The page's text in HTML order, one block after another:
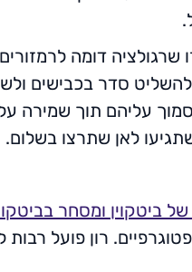
שרגולציה דומה
סדר בכבישים
עליהם תוך שמירה
לאן שתרצו בשלום.
ביטקוין ומסחר
רון פועל